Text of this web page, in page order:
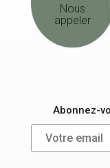
Nous
appeler
Abonnez-